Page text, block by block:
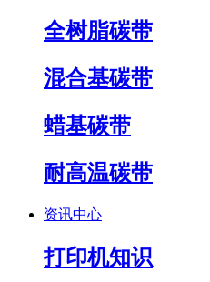
全树脂碳带
混合基碳带
蜡基碳带
耐高温碳带
资讯中心
打印机知识